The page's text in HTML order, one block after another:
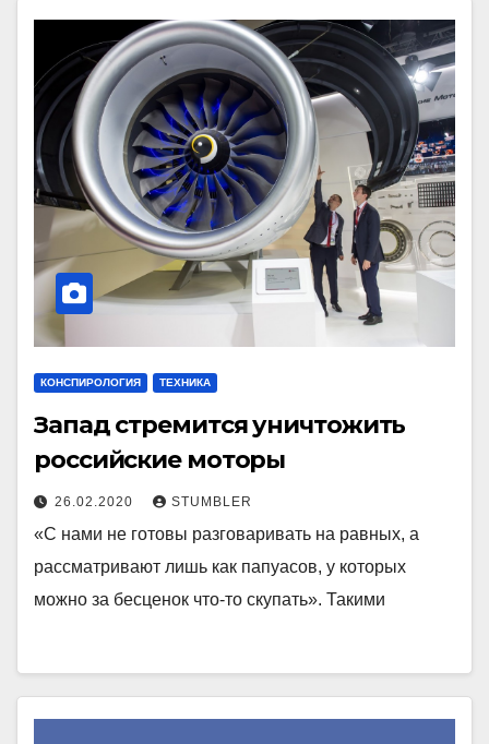
КОНСПИРОЛОГИЯ ТЕХНИКА
Запад стремится уничтожить
российские моторы
26.02.2020 STUMBLER
«С нами не готовы разговаривать на равных, а
рассматривают лишь как папуасов, у которых
можно за бесценок что-то скупать». Такими